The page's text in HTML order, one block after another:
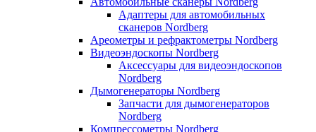
Адаптеры для автомобильных
сканеров Nordberg
Ареометры и рефрактометры Nordberg
Видеоэндоскопы Nordberg
Аксессуары для видеоэндоскопов
Nordberg
Дымогенераторы Nordberg
Запчасти для дымогенераторов
Nordberg
Компрессометры Nordberg